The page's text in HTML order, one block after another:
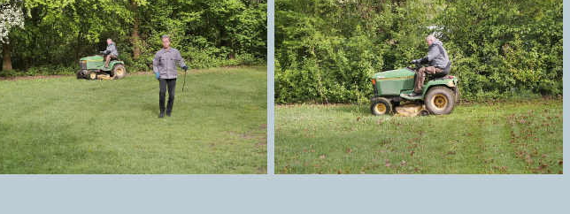
Alle packen ordentlich an Mähen des Parkplatzes